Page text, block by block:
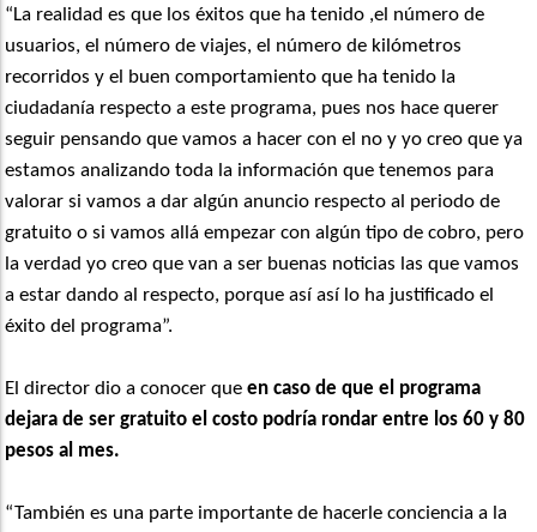
“La realidad es que los éxitos que ha tenido ,el número de
usuarios, el número de viajes, el número de kilómetros
recorridos y el buen comportamiento que ha tenido la
ciudadanía respecto a este programa, pues nos hace querer
seguir pensando que vamos a hacer con el no y yo creo que ya
estamos analizando toda la información que tenemos para
valorar si vamos a dar algún anuncio respecto al periodo de
gratuito o si vamos allá empezar con algún tipo de cobro, pero
la verdad yo creo que van a ser buenas noticias las que vamos
a estar dando al respecto, porque así así lo ha justificado el
éxito del programa”.
El director dio a conocer queen caso de que el programa
dejara de ser gratuito el costo podría rondar entre los 60 y 80
pesos al mes.
“También es una parte importante de hacerle conciencia a la